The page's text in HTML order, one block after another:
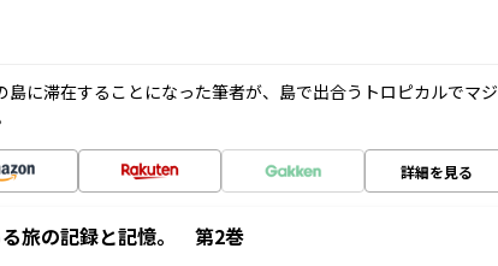
島に滞在することになった筆者が、島で出合うトロピカルでマジ
詳細を見る
旅の記録と記憶。 第2巻